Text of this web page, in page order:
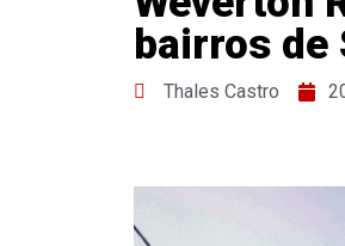
bairros de
Thales Castro